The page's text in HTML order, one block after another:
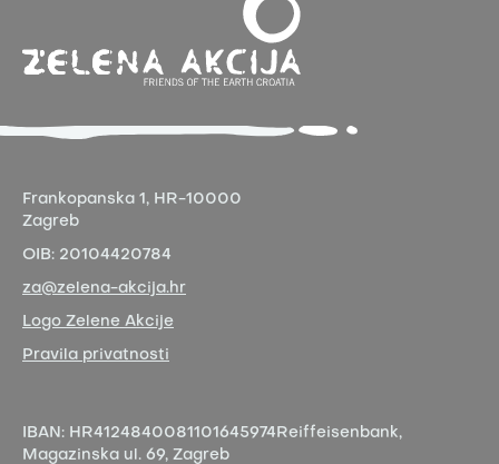
Frankopanska 1, HR-10000
Zagreb
OIB: 20104420784
za@zelena-akcija.hr
Logo Zelene Akcije
Pravila privatnosti
IBAN: HR4124840081101645974 Reiffeisenbank,
Magazinska ul. 69, Zagreb